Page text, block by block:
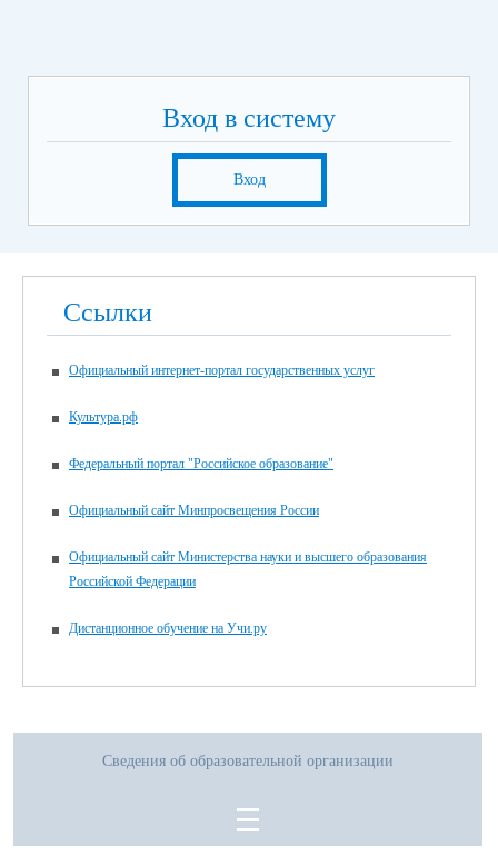
Вход в систему
Вход
Ссылки
Официальный интернет-портал государственных услуг
Культура.рф
Федеральный портал "Российское образование"
Официальный сайт Минпросвещения России
Официальный сайт Министерства науки и высшего образования
Российской Федерации
Дистанционное обучение на Учи.ру
Сведения об образовательной организации